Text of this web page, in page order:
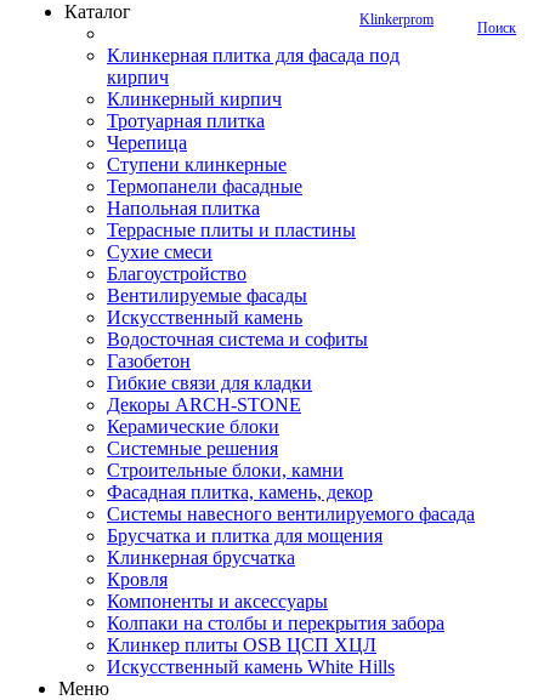
Поиск
Klinkerprom
Каталог
Клинкерная плитка для фасада под
кирпич
Клинкерный кирпич
Тротуарная плитка
Черепица
Ступени клинкерные
Термопанели фасадные
Напольная плитка
Террасные плиты и пластины
Сухие смеси
Благоустройство
Вентилируемые фасады
Искусственный камень
Водосточная система и софиты
Газобетон
Гибкие связи для кладки
Декоры ARCH-STONE
Керамические блоки
Системные решения
Строительные блоки, камни
Фасадная плитка, камень, декор
Системы навесного вентилируемого фасада
Брусчатка и плитка для мощения
Клинкерная брусчатка
Кровля
Компоненты и аксессуары
Колпаки на столбы и перекрытия забора
Клинкер плиты OSB ЦСП ХЦЛ
Искусственный камень White Hills
Меню